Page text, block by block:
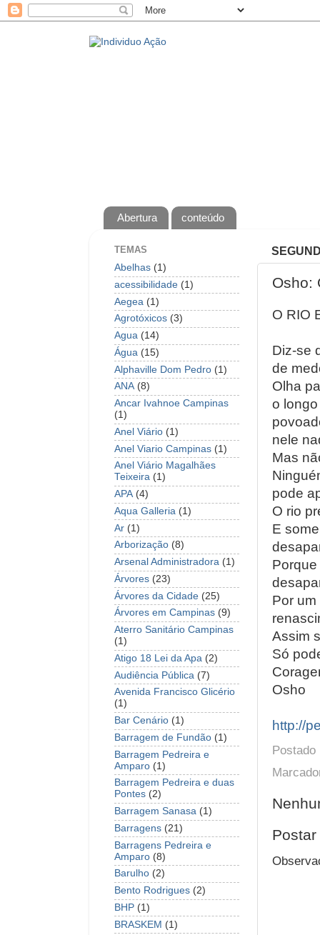
Abertura conteúdo
Osho:
O RIO
Diz-se
de
Olha
o
nele
Mas
pode
O rio
E
Por
Assim
Só
Osho
http://
TEMAS
Abelhas (1)
acessibilidade (1)
Aegea (1)
Agrotóxicos (3)
Agua (14)
Água (15)
Alphaville Dom Pedro (1)
ANA (8)
Ancar Ivahnoe Campinas
(1)
Anel Viário (1)
Anel Viario Campinas (1)
Anel Viário Magalhães
Teixeira (1)
APA (4)
Aqua Galleria (1)
Ar (1)
Arborização (8)
Arsenal Administradora (1)
Árvores (23)
Árvores da Cidade (25)
Árvores em Campinas (9)
Aterro Sanitário Campinas
(1)
Atigo 18 Lei da Apa (2)
Audiência Pública (7)
Avenida Francisco Glicério
(1)
Bar Cenário (1)
Barragem de Fundão (1)
Barragem Pedreira e
Amparo (1)
Barragem Pedreira e duas
Pontes (2)
Barragem Sanasa (1)
Barragens (21)
Barragens Pedreira e
Amparo (8)
Barulho (2)
Bento Rodrigues (2)
BHP (1)
BRASKEM (1)